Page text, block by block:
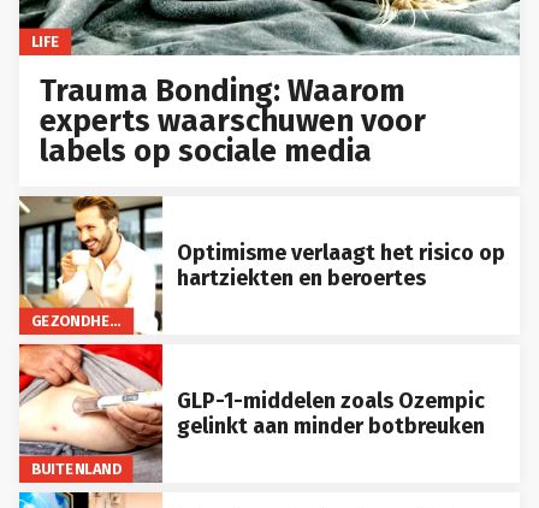
LIFE
Trauma Bonding: Waarom
experts waarschuwen voor
labels op sociale media
GEZONDHEID
Optimisme verlaagt het risico op
hartziekten en beroertes
BUITENLAND
GLP-1-middelen zoals Ozempic
gelinkt aan minder botbreuken